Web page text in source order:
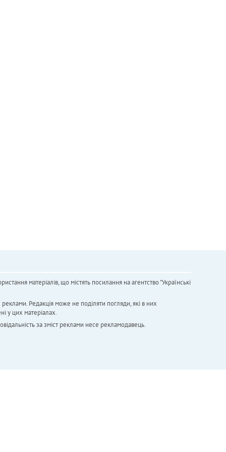
матеріалів, що містять посилання на агентство "Українськi
Редакція може не поділяти погляди, які в них
у цих матеріалах.
за зміст реклами несе рекламодавець.